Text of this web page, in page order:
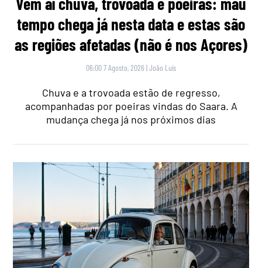
tempo chega já nesta data e estas são
as regiões afetadas (não é nos Açores)
06:00 7 Agosto, 2026 |João Luís
Chuva e a trovoada estão de regresso,
acompanhadas por poeiras vindas do Saara. A
mudança chega já nos próximos dias